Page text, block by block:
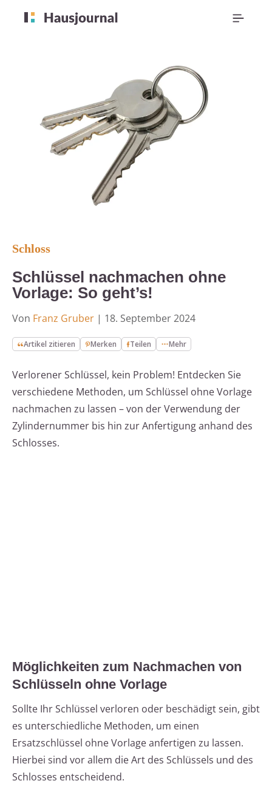
Schloss
Schlüssel nachmachen ohne
Vorlage: So geht’s!
Von Franz Gruber | 18. September 2024
Artikel zitieren Merken Teilen Mehr
Verlorener Schlüssel, kein Problem! Entdecken Sie
verschiedene Methoden, um Schlüssel ohne Vorlage
nachmachen zu lassen – von der Verwendung der
Zylindernummer bis hin zur Anfertigung anhand des
Schlosses.
Möglichkeiten zum Nachmachen von
Schlüsseln ohne Vorlage
Sollte Ihr Schlüssel verloren oder beschädigt sein, gibt
es unterschiedliche Methoden, um einen
Ersatzschlüssel ohne Vorlage anfertigen zu lassen.
Hierbei sind vor allem die Art des Schlüssels und des
Schlosses entscheidend.